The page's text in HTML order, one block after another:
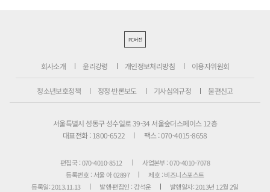
PC버전
회사소개 윤리강령 개인정보처리방침 이용자위원회
청소년보호정책 정정·반론보도 기사심의규정 불편신고
서울특별시 성동구 성수일로 39-34 서울숲더스페이스 12층
대표전화 : 1800-6522
팩스 : 070-4015-8658
편집국 : 070-4010-8512
사업본부 : 070-4010-7078
등록번호 : 서울 아 02897
제호 : 비즈니스포스트
등록일: 2013.11.13
발행·편집인 : 강석운 발행일자: 2013년 12월 2일